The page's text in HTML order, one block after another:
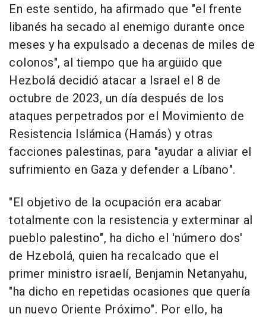
En este sentido, ha afirmado que "el frente
libanés ha secado al enemigo durante once
meses y ha expulsado a decenas de miles de
colonos", al tiempo que ha argüido que
Hezbolá decidió atacar a Israel el 8 de
octubre de 2023, un día después de los
ataques perpetrados por el Movimiento de
Resistencia Islámica (Hamás) y otras
facciones palestinas, para "ayudar a aliviar el
sufrimiento en Gaza y defender a Líbano".
"El objetivo de la ocupación era acabar
totalmente con la resistencia y exterminar al
pueblo palestino", ha dicho el 'número dos'
de Hzebolá, quien ha recalcado que el
primer ministro israelí, Benjamin Netanyahu,
"ha dicho en repetidas ocasiones que quería
un nuevo Oriente Próximo". Por ello, ha